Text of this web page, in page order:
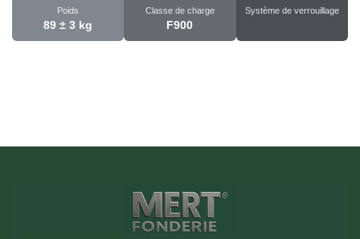
Poids
89 ± 3 kg
Classe de charge
F900
Système de verrouillage